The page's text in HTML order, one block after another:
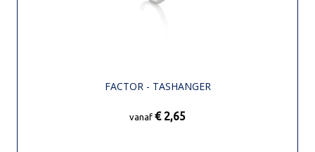
FACTOR - TASHANGER
vanaf € 2,65